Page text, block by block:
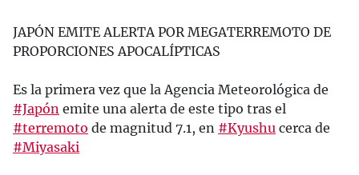
JAPÓN EMITE ALERTA POR MEGATERREMOTO DE
PROPORCIONES APOCALÍPTICAS
Es la primera vez que la Agencia Meteorológica de
#Japón emite una alerta de este tipo tras el
#terremoto de magnitud 7.1, en #Kyushu cerca de
#Miyasaki